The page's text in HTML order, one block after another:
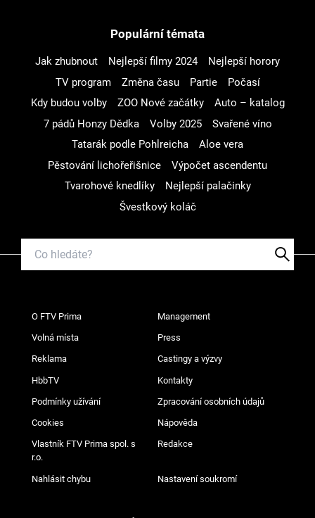
Populární témata
Jak zhubnout Nejlepší filmy 2024
Nejlepší horory
TV program
Změna času Partie
Počasí
Kdy budou volby
ZOO Nové začátky
Auto – katalog
7 pádů Honzy Dědka
Volby 2025
Svařené víno
Tatarák podle Pohlreicha
Aloe vera
Pěstování lichořeřišnice
Výpočet ascendentu
Tvarohové knedlíky
Nejlepší palačinky
Švestkový koláč
O FTV Prima Management
Volná místa Press
Reklama Castingy a výzvy
HbbTV Kontakty
Podmínky užívání Zpracování osobních údajů
Cookies Nápověda
Vlastník FTV Prima spol. s
r.o.
Redakce
Nahlásit chybu Nastavení soukromí